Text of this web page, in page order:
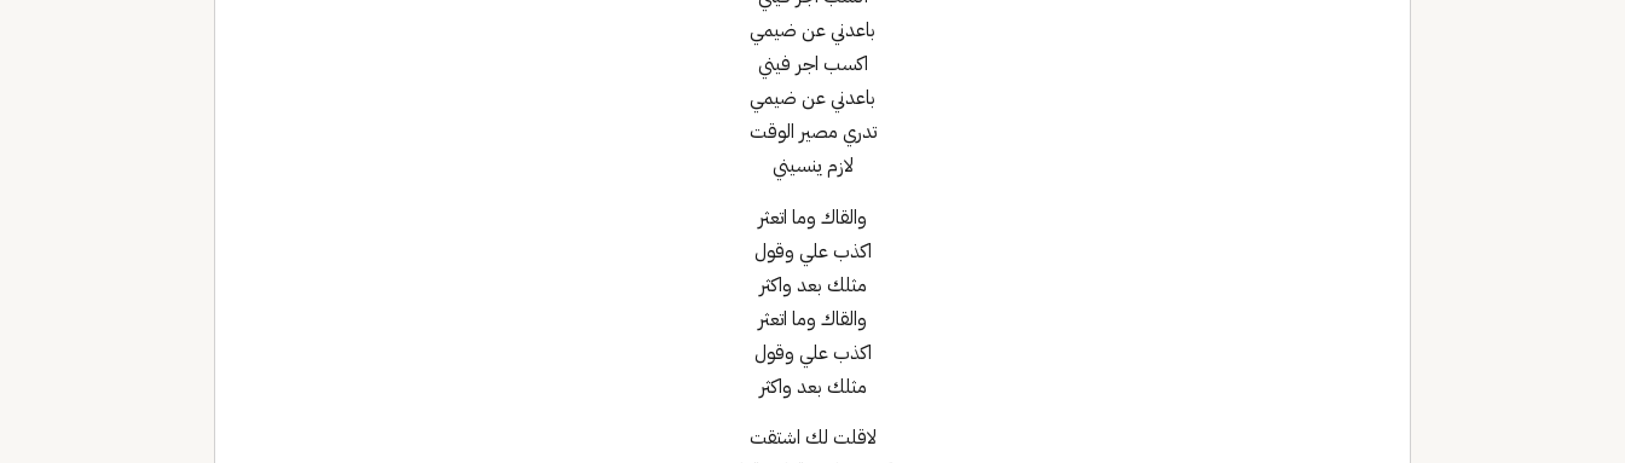
باعدني عن ضيمي
اكسب اجر فيني
باعدني عن ضيمي
تدري مصير الوقت
لازم ينسيني
والقاك وما اتعثر
اكذب علي وقول
مثلك بعد واكثر
والقاك وما اتعثر
اكذب علي وقول
مثلك بعد واكثر
لاقلت لك اشتقت